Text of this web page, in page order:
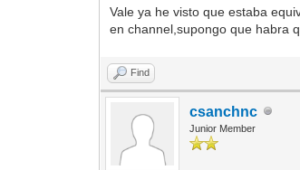
Vale ya he visto que estaba
en channel,supongo que habra
Find
csanchnc
Junior Member